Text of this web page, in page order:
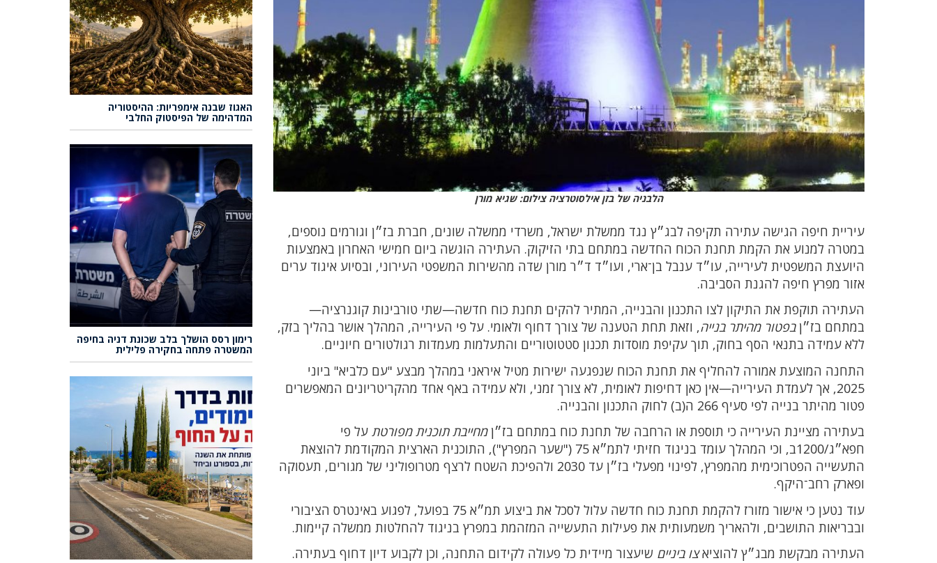
הלבניה של בזן אילסוטרציה צילום: שגיא מורן
עיריית חיפה הגישה עתירה תקיפה לבג״ץ נגד ממשלת ישראל, משרדי ממשלה שונים, חברת בז״ן וגורמים נוספים,
במטרה למנוע את הקמת תחנת הכוח החדשה במתחם בתי הזיקוק. העתירה הוגשה ביום חמישי האחרון באמצעות
היועצת המשפטית לעירייה, עו״ד ענבל בן־ארי, ועו״ד ד״ר מורן שדה מהשירות המשפטי העירוני, ובסיוע איגוד ערים
אזור מפרץ חיפה להגנת הסביבה.
העתירה תוקפת את התיקון לצו התכנון והבנייה, המתיר להקים תחנת כוח חדשה—שתי טורבינות קוגנרציה—
במתחם בז״ןבפטור מהיתר בנייה, וזאת תחת הטענה של צורך דחוף ולאומי. על פי העירייה, המהלך אושר בהליך בזק,
ללא עמידה בתנאי הסף בחוק, תוך עקיפת מוסדות תכנון סטטוטוריים והתעלמות מעמדות רגולטורים חיוניים.
התחנה המוצעת אמורה להחליף את תחנת הכוח שנפגעה ישירות מטיל איראני במהלך מבצע "עם כלביא" ביוני
2025, אך לעמדת העירייה—אין כאן דחיפות לאומית, לא צורך זמני, ולא עמידה באף אחד מהקריטריונים המאפשרים
פטור מהיתר בנייה לפי סעיף 266 ה(ב) לחוק התכנון והבנייה.
בעתירה מציינת העירייה כי תוספת או הרחבה של תחנת כוח במתחם בז״ןמחייבת תוכנית מפורטת על פי
חפא״ג/1200ב, וכי המהלך עומד בניגוד חזיתי לתמ״א 75 ("שער המפרץ"), התוכנית הארצית המקודמת להוצאת
התעשייה הפטרוכימית מהמפרץ, לפינוי מפעלי בז״ן עד 2030 ולהפיכת השטח לרצף מטרופוליני של מגורים, תעסוקה
ופארק רחב־היקף.
עוד נטען כי אישור מזורז להקמת תחנת כוח חדשה עלול לסכל את ביצוע תמ״א 75 בפועל, לפגוע באינטרס הציבורי
ובבריאות התושבים, ולהאריך משמעותית את פעילות התעשייה המזהמת במפרץ בניגוד להחלטות ממשלה קיימות.
העתירה מבקשת מבג״ץ להוציאצו ביניים שיעצור מיידית כל פעולה לקידום התחנה, וכן לקבוע דיון דחוף בעתירה.
האגוז שבנה אימפריות: ההיסטוריה
המדהימה של הפיסטוק החלבי
רימון רסס הושלך בלב שכונת דניה בחיפה
המשטרה פתחה בחקירה פלילית